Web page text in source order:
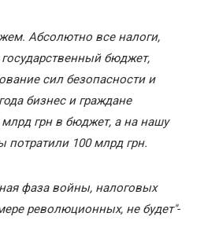
Абсолютно все налоги,
бюджет,
сил безопасности и
бизнес и граждане
грн в бюджет, а на нашу
100 млрд грн.
фаза войны, налоговых
революционных, не будет"-